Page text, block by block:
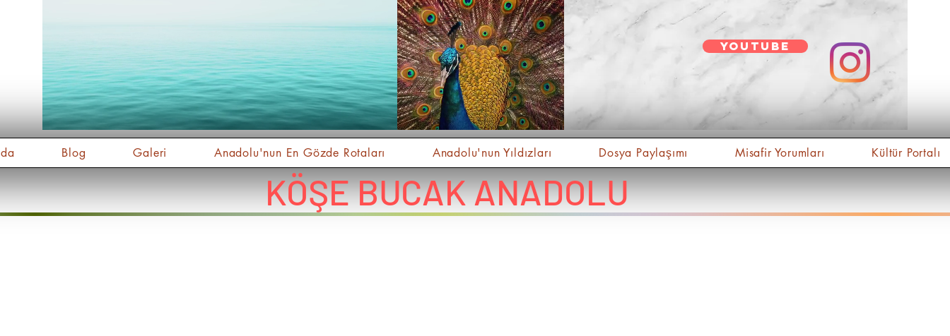
youtube
Blog Galeri Anadolu'nun En Gözde Rotaları Anadolu'nun Yıldızları Dosya Paylaşımı Misafir Yorumları Kültür Portalı
KÖŞE BUCAK ANADOLU